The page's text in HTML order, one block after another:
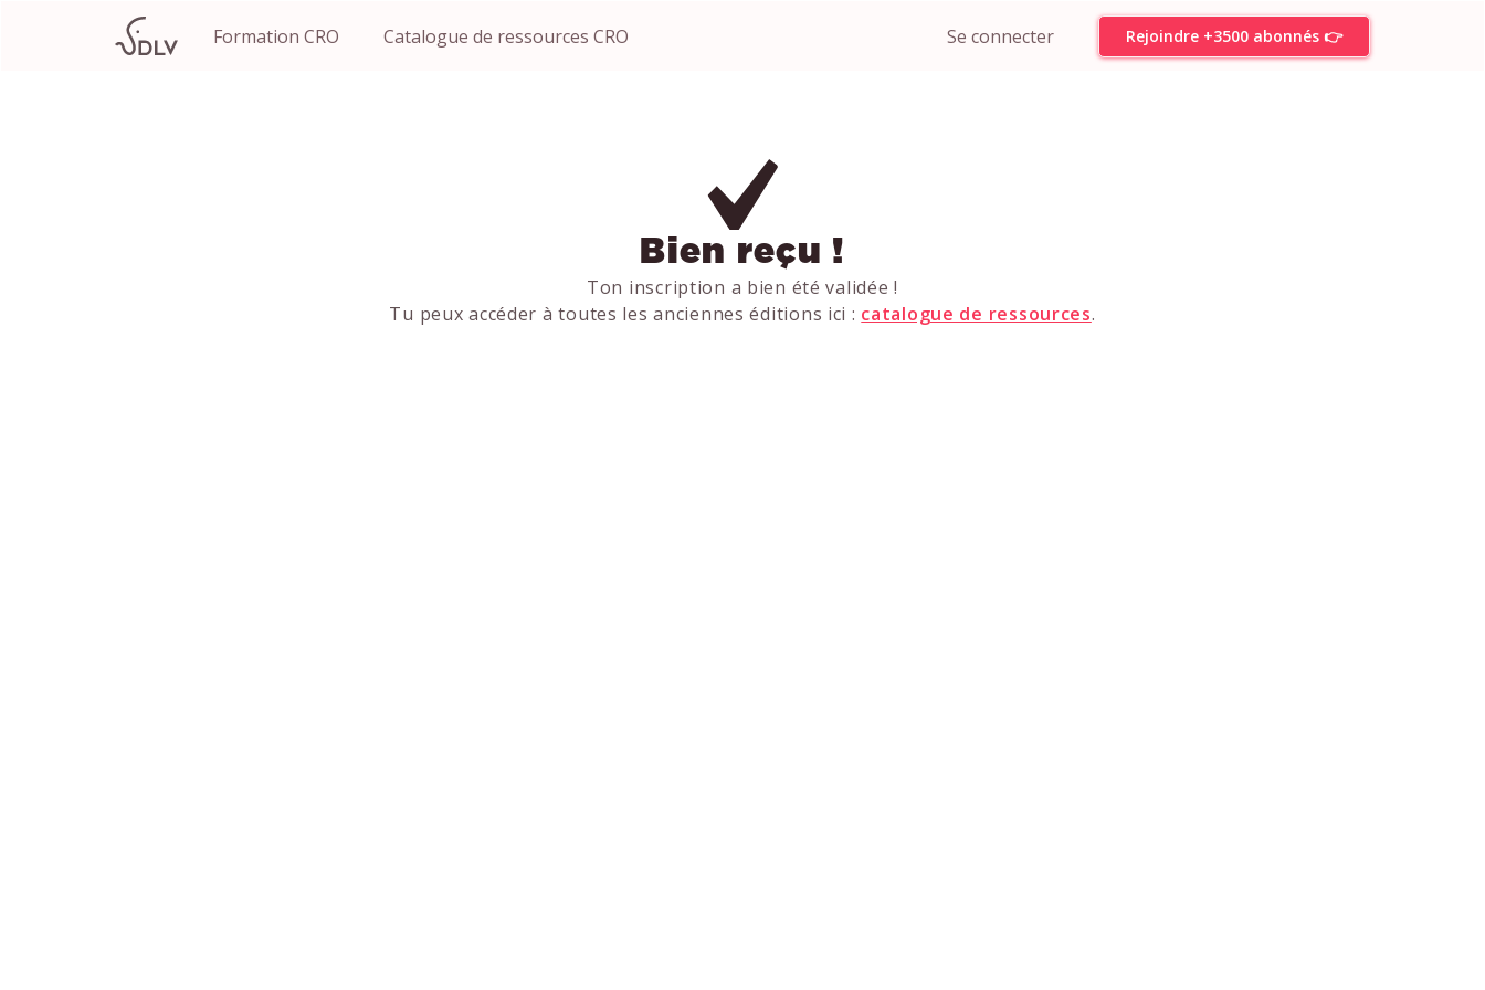
Formation CRO Catalogue de ressources CRO Se connecter Rejoindre +3500 abonnés 👉
Bien reçu !
Ton inscription a bien été validée !
Tu peux accéder à toutes les anciennes éditions ici : catalogue de ressources.